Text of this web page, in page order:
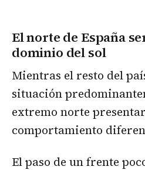
El norte de España
dominio del sol
Mientras el resto del
situación
extremo norte
comportamiento
El paso de un frente